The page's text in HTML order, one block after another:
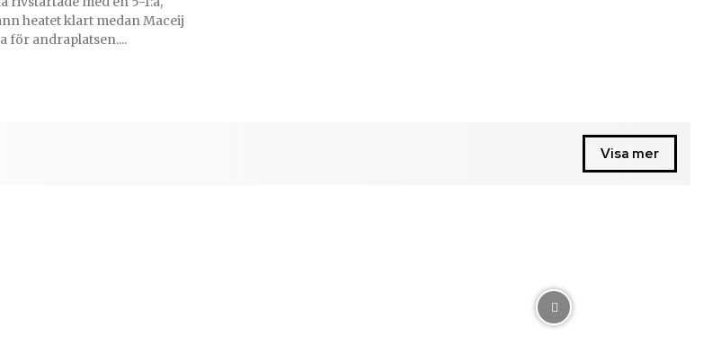
heatet klart medan Maceij
för andraplatsen....
Visa mer